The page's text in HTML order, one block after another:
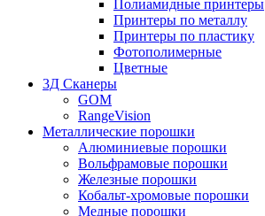
Полиамидные принтеры
Принтеры по металлу
Принтеры по пластику
Фотополимерные
Цветные
3Д Сканеры
GOM
RangeVision
Металлические порошки
Алюминиевые порошки
Вольфрамовые порошки
Железные порошки
Кобальт-хромовые порошки
Медные порошки